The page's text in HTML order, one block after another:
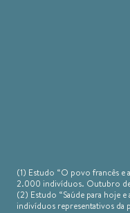
(1) Estudo “O povo francês e
2.000 indivíduos. Outubro
(2) Estudo “Saúde para hoje
indivíduos representativos da